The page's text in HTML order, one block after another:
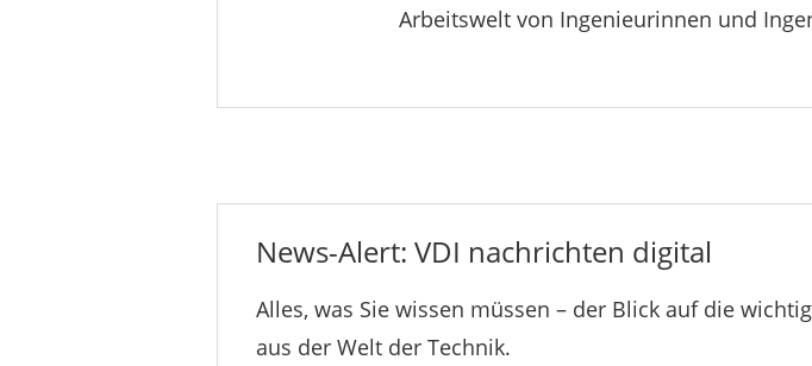
Arbeitswelt von Ingenieurinnen und
News-Alert: VDI nachrichten digital
Alles, was Sie wissen müssen – der Blick auf die
aus der Welt der Technik.